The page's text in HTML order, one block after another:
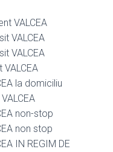
VALCEA
VALCEA
VALCEA
la domiciliu
non-stop
non stop
IN REGIM DE